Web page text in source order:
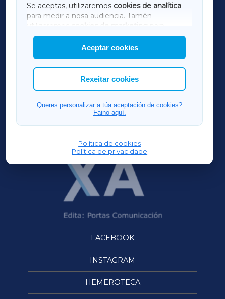
Se aceptas, utilizaremos cookies de analítica
para medir a nosa audiencia. Tamén
utilizaremos
cookies de marketing
mostrar publicidade de terceiros.
Así mesmo, podes personalizar a elección das
cookies que desexas permitir.
Aceptar cookies
Rexeitar cookies
Queres personalizar a túa aceptación de cookies?
Faino aquí.
Política de cookies
Política de privacidade
AMARIÑAXA
RIBEIRASACRAXA
ACORUÑAXA
FERROLXA
OURENSEXA
FACEBOOK
INSTAGRAM
HEMEROTECA